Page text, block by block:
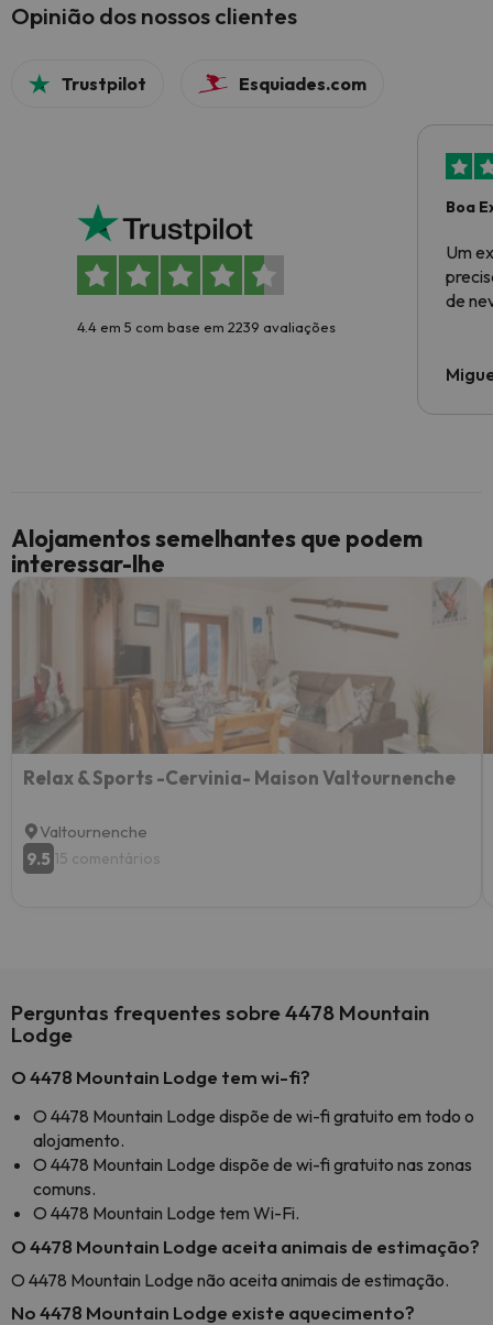
Opinião dos nossos clientes
Trustpilot Esquiades.com
4.4 em 5 com base em 2239 avaliações
Boa
Um
de
Alojamentos semelhantes que podem
interessar-lhe
Relax & Sports -Cervinia- Maison Valtournenche
Valtournenche
9.5 15 comentários
Perguntas frequentes sobre 4478 Mountain
Lodge
O 4478 Mountain Lodge tem wi-fi?
O 4478 Mountain Lodge dispõe de wi-fi gratuito em todo o
alojamento.
O 4478 Mountain Lodge dispõe de wi-fi gratuito nas zonas
comuns.
O 4478 Mountain Lodge tem Wi-Fi.
O 4478 Mountain Lodge aceita animais de estimação?
O 4478 Mountain Lodge não aceita animais de estimação.
No 4478 Mountain Lodge existe aquecimento?